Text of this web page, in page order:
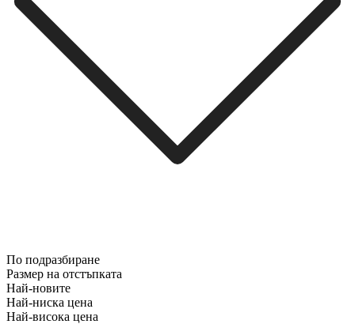
По подразбиране
Размер на отстъпката
Най-новите
Най-ниска цена
Най-висока цена